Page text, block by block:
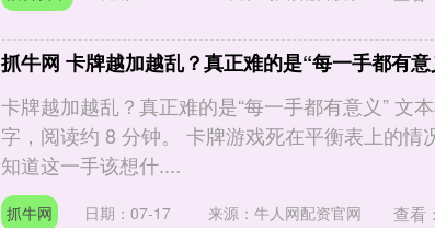
抓牛网 卡牌越加越乱？真正难的是“每一手都有意
卡牌越加越乱？真正难的是“每一手都有意义” 文
字，阅读约 8 分钟。 卡牌游戏死在平衡表上的情
知道这一手该想什....
抓牛网 日期：07-17 来源：牛人网配资官网 查看：